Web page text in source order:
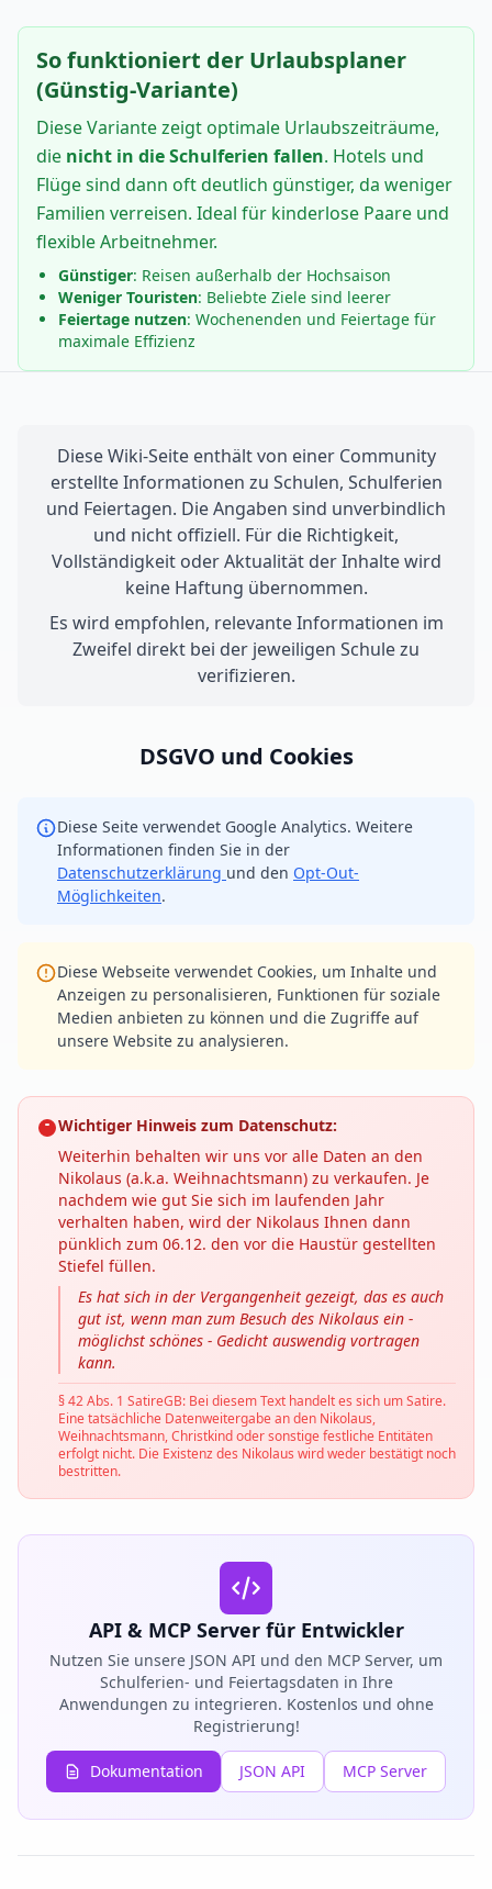
So funktioniert der Urlaubsplaner
(Günstig-Variante)
Diese Variante zeigt optimale Urlaubszeiträume,
die nicht in die Schulferien fallen. Hotels und
Flüge sind dann oft deutlich günstiger, da weniger
Familien verreisen. Ideal für kinderlose Paare und
flexible Arbeitnehmer.
Günstiger: Reisen außerhalb der Hochsaison
Weniger Touristen: Beliebte Ziele sind leerer
Feiertage nutzen: Wochenenden und Feiertage für
maximale Effizienz
Diese Wiki-Seite enthält von einer Community
erstellte Informationen zu Schulen, Schulferien
und Feiertagen. Die Angaben sind unverbindlich
und nicht offiziell. Für die Richtigkeit,
Vollständigkeit oder Aktualität der Inhalte wird
keine Haftung übernommen.
Es wird empfohlen, relevante Informationen im
Zweifel direkt bei der jeweiligen Schule zu
verifizieren.
DSGVO und Cookies
Diese Seite verwendet Google Analytics. Weitere
Informationen finden Sie in der
Datenschutzerklärung und den Opt-Out-
Möglichkeiten.
Diese Webseite verwendet Cookies, um Inhalte und
Anzeigen zu personalisieren, Funktionen für soziale
Medien anbieten zu können und die Zugriffe auf
unsere Website zu analysieren.
Wichtiger Hinweis zum Datenschutz:
Weiterhin behalten wir uns vor alle Daten an den
Nikolaus (a.k.a. Weihnachtsmann) zu verkaufen. Je
nachdem wie gut Sie sich im laufenden Jahr
verhalten haben, wird der Nikolaus Ihnen dann
pünklich zum 06.12. den vor die Haustür gestellten
Stiefel füllen.
Es hat sich in der Vergangenheit gezeigt, das es auch
gut ist, wenn man zum Besuch des Nikolaus ein -
möglichst schönes - Gedicht auswendig vortragen
kann.
§ 42 Abs. 1 SatireGB: Bei diesem Text handelt es sich um Satire.
Eine tatsächliche Datenweitergabe an den Nikolaus,
Weihnachtsmann, Christkind oder sonstige festliche Entitäten
erfolgt nicht. Die Existenz des Nikolaus wird weder bestätigt noch
bestritten.
API & MCP Server für Entwickler
Nutzen Sie unsere JSON API und den MCP Server, um
Schulferien- und Feiertagsdaten in Ihre
Anwendungen zu integrieren. Kostenlos und ohne
Registrierung!
Dokumentation JSON API MCP Server